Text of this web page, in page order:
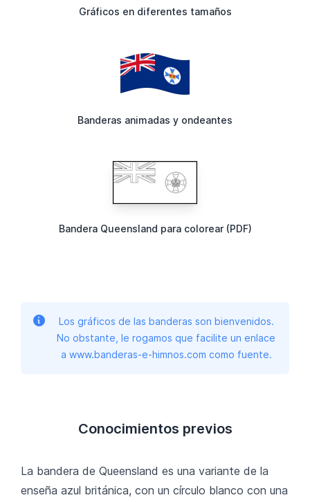
Gráficos en diferentes tamaños
Banderas animadas y ondeantes
Bandera Queensland para colorear (PDF)
Los gráficos de las banderas son bienvenidos.
No obstante, le rogamos que facilite un enlace
a www.banderas-e-himnos.com como fuente.
Conocimientos previos
La bandera de Queensland es una variante de la
enseña azul británica, con un círculo blanco con una